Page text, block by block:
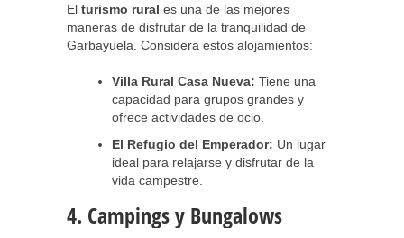
El turismo rural es una de las mejores
maneras de disfrutar de la tranquilidad de
Garbayuela. Considera estos alojamientos:
Villa Rural Casa Nueva: Tiene una
capacidad para grupos grandes y
ofrece actividades de ocio.
El Refugio del Emperador: Un lugar
ideal para relajarse y disfrutar de la
vida campestre.
4. Campings y Bungalows